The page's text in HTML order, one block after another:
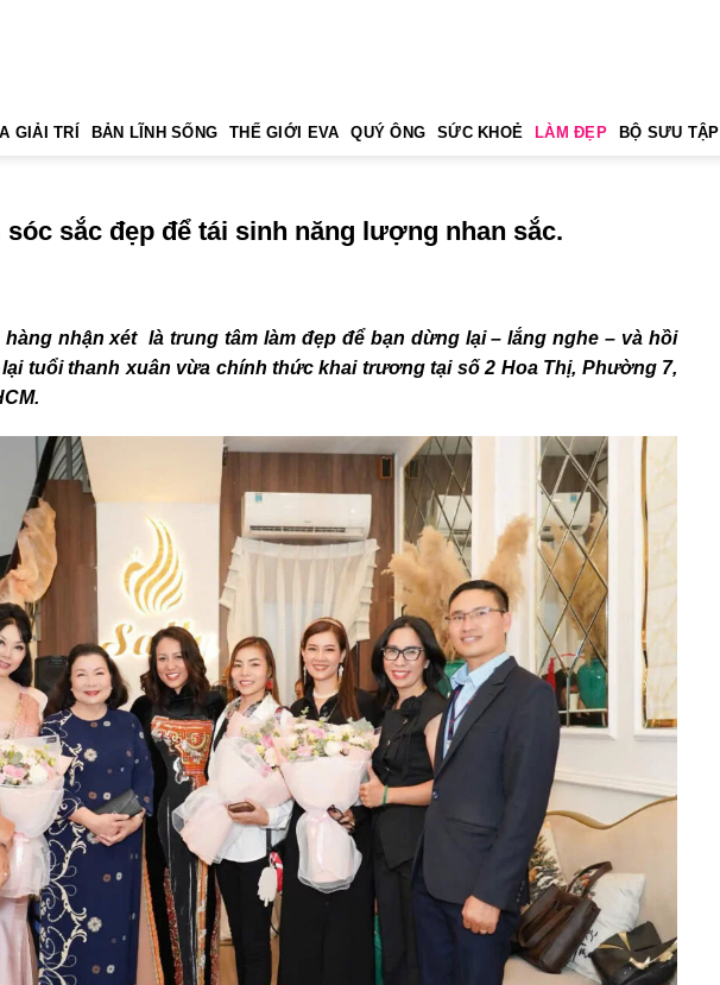
GIẢI TRÍ BẢN LĨNH SỐNG THẾ GIỚI EVA QUÝ ÔNG SỨC KHOẺ LÀM ĐẸP BỘ SƯU TẬP
sóc sắc đẹp để tái sinh năng lượng nhan sắc.
nhận xét là trung tâm làm đẹp để bạn dừng lại – lắng nghe – và hồi
tuổi thanh xuân vừa chính thức khai trương tại số 2 Hoa Thị, Phường 7,